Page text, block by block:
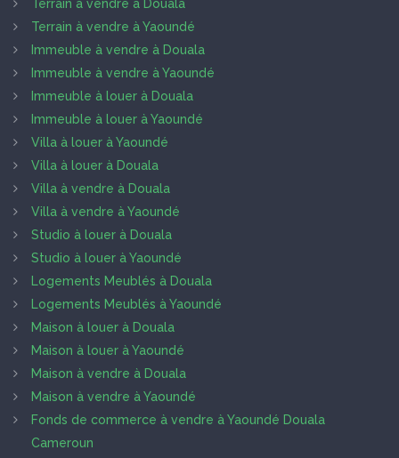
Terrain à vendre à Douala
Terrain à vendre à Yaoundé
Immeuble à vendre à Douala
Immeuble à vendre à Yaoundé
Immeuble à louer à Douala
Immeuble à louer à Yaoundé
Villa à louer à Yaoundé
Villa à louer à Douala
Villa à vendre à Douala
Villa à vendre à Yaoundé
Studio à louer à Douala
Studio à louer à Yaoundé
Logements Meublés à Douala
Logements Meublés à Yaoundé
Maison à louer à Douala
Maison à louer à Yaoundé
Maison à vendre à Douala
Maison à vendre à Yaoundé
Fonds de commerce à vendre à Yaoundé Douala
Cameroun